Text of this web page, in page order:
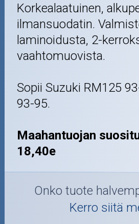
Korkealaatuinen,
ilmansuodatin.
laminoidusta, 2-
vaahtomuovista.
Sopii Suzuki RM125
93-95.
Maahantuojan
18,40e
Onko tuote
Kerro siitä